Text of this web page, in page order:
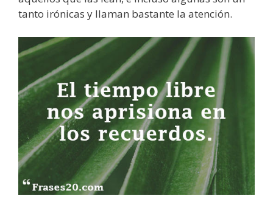
tanto irónicas y llaman bastante la atención.